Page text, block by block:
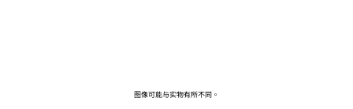
图像可能与实物有所不同。